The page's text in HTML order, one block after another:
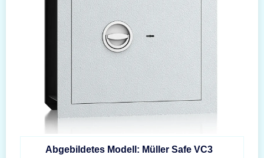
Abgebildetes Modell: Müller Safe VC3